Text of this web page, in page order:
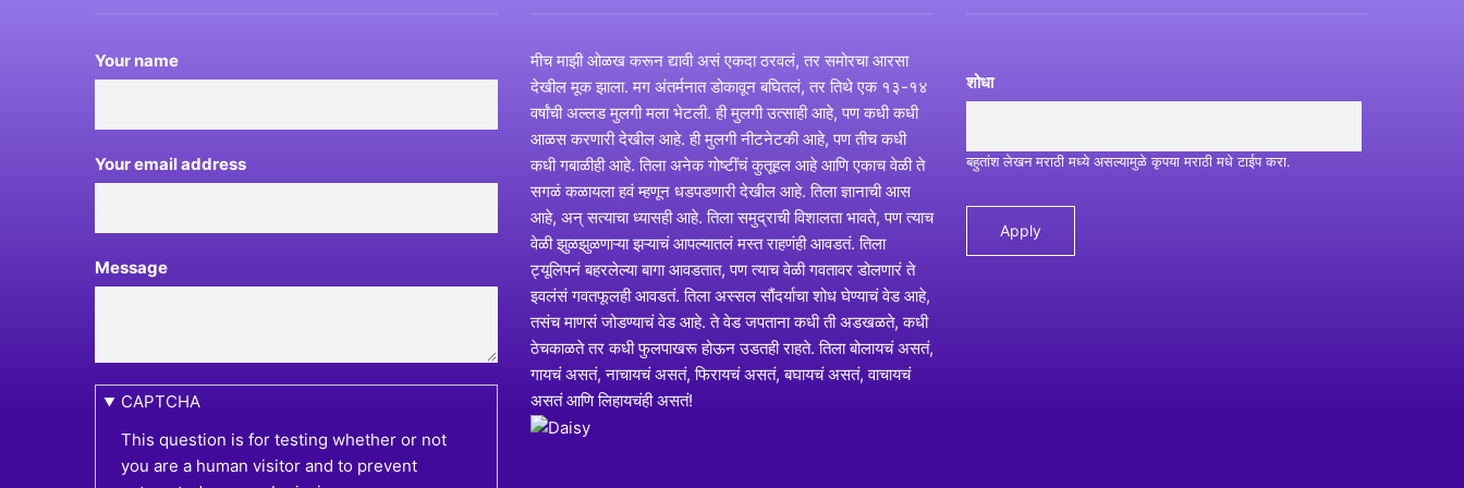
Your name
Your email address
Message
CAPTCHA
This question is for testing whether or not
you are a human visitor and to prevent
मीच माझी ओळख करून द्यावी असं एकदा ठरवलं, तर समोरचा आरसा
देखील मूक झाला. मग अंतर्मनात डोकावून बघितलं, तर तिथे एक १३-१४
वर्षांची अल्लड मुलगी मला भेटली. ही मुलगी उत्साही आहे, पण कधी कधी
आळस करणारी देखील आहे. ही मुलगी नीटनेटकी आहे, पण तीच कधी
कधी गबाळीही आहे. तिला अनेक गोष्टींचं कुतूहल आहे आणि एकाच वेळी ते
सगळं कळायला हवं म्हणून धडपडणारी देखील आहे. तिला ज्ञानाची आस
आहे, अन् सत्याचा ध्यासही आहे. तिला समुद्राची विशालता भावते, पण त्याच
वेळी झुळझुळणाऱ्या झऱ्याचं आपल्यातलं मस्त राहणंही आवडतं. तिला
ट्यूलिपनं बहरलेल्या बागा आवडतात, पण त्याच वेळी गवतावर डोलणारं ते
इवलंसं गवतफूलही आवडतं. तिला अस्सल सौंदर्याचा शोध घेण्याचं वेड आहे,
तसंच माणसं जोडण्याचं वेड आहे. ते वेड जपताना कधी ती अडखळते, कधी
ठेचकाळते तर कधी फुलपाखरू होऊन उडतही राहते. तिला बोलायचं असतं,
गायचं असतं, नाचायचं असतं, फिरायचं असतं, बघायचं असतं, वाचायचं
असतं आणि लिहायचंही असतं!
शोधा
बहुतांश लेखन मराठी मध्ये असल्यामुळे कृपया मराठी मधे टाईप करा.